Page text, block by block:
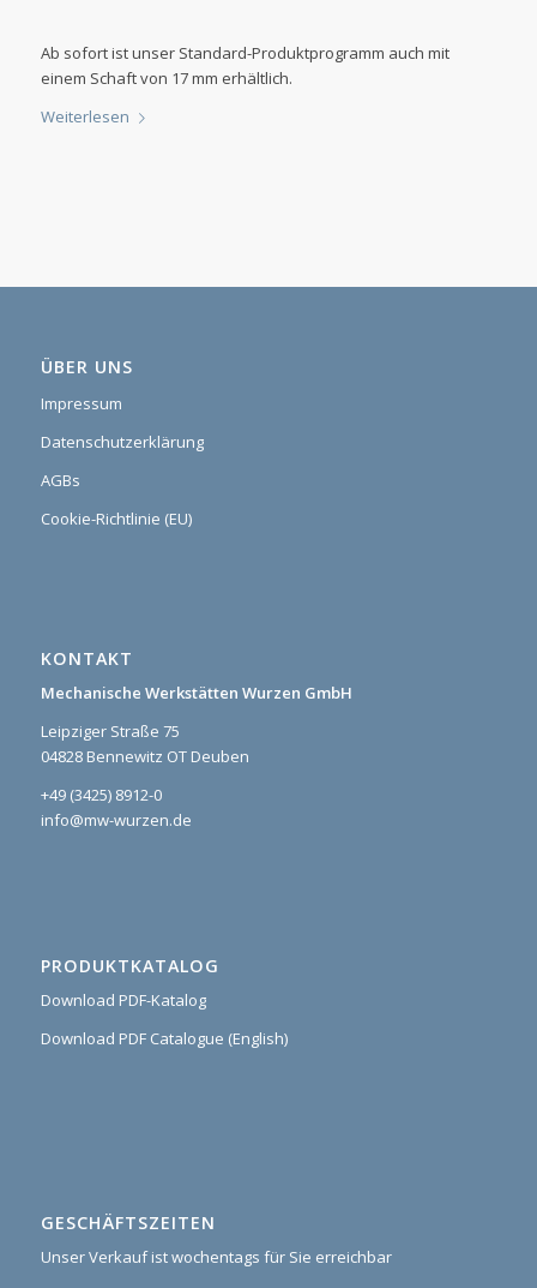
Ab sofort ist unser Standard-Produktprogramm auch mit
einem Schaft von 17 mm erhältlich.
Weiterlesen
ÜBER UNS
Impressum
Datenschutzerklärung
AGBs
Cookie-Richtlinie (EU)
KONTAKT
Mechanische Werkstätten Wurzen GmbH
Leipziger Straße 75
04828 Bennewitz OT Deuben
+49 (3425) 8912-0
info@mw-wurzen.de
PRODUKTKATALOG
Download PDF-Katalog
Download PDF Catalogue (English)
GESCHÄFTSZEITEN
Unser Verkauf ist wochentags für Sie erreichbar